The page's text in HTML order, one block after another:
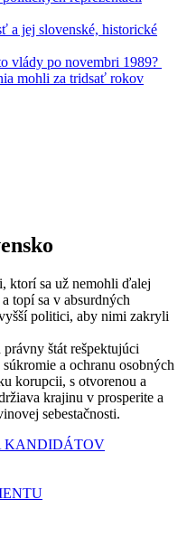
a jej slovenské, historické
vlády po novembri 1989?
mohli za tridsať rokov
ktorí sa už nemohli ďalej
topí sa v absurdných
politici, aby nimi zakryli
štát rešpektujúci
a ochranu osobných
korupcii, s otvorenou a
krajinu v prosperite a
sebestačnosti.
KANDIDÁTOV